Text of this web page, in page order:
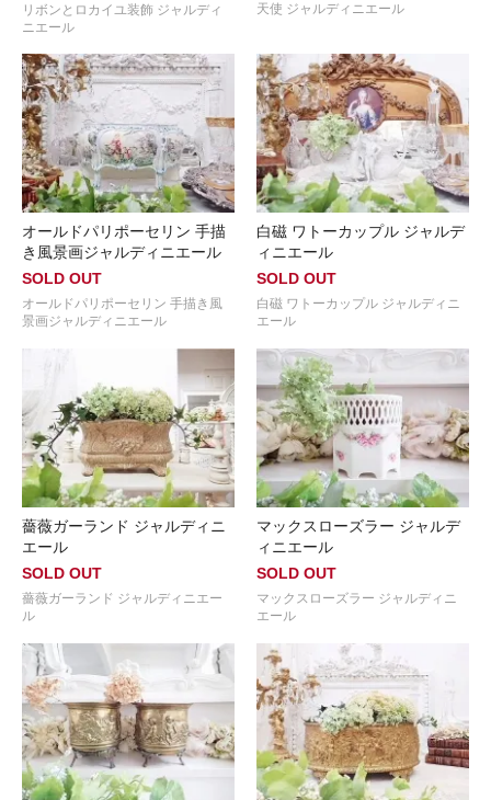
リボンとロカイユ装飾 ジャルディ
ニエール
天使 ジャルディニエール
オールドパリポーセリン 手描
き風景画ジャルディニエール
SOLD OUT
オールドパリポーセリン 手描き風
景画ジャルディニエール
白磁 ワトーカップル ジャルデ
ィニエール
SOLD OUT
白磁 ワトーカップル ジャルディニ
エール
薔薇ガーランド ジャルディニ
エール
SOLD OUT
薔薇ガーランド ジャルディニエー
ル
マックスローズラー ジャルデ
ィニエール
SOLD OUT
マックスローズラー ジャルディニ
エール